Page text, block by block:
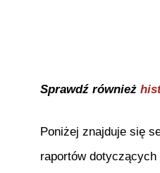
Sprawdź również
Poniżej znajduje się
raportów